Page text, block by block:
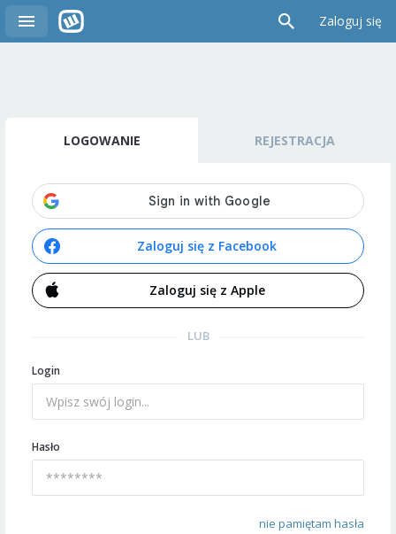
Zaloguj się
LOGOWANIE REJESTRACJA
Zaloguj się z Facebook
Zaloguj się z Apple
LUB
Login
Hasło
nie pamiętam hasła